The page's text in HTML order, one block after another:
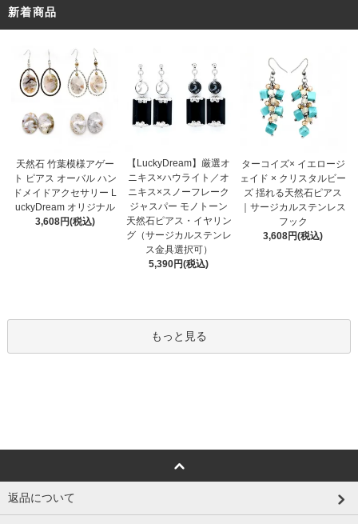
新着商品
天然石 竹葉模様アゲー
ト ピアス オーバル ハン
ドメイドアクセサリー L
uckyDream オリジナル
3,608円(税込)
【LuckyDream】厳選オ
ニキス×ハウライト／オ
ニキス×スノーフレーク
ジャスパー モノトーン
天然石ピアス・イヤリン
グ（サージカルステンレ
ス金具選択可）
5,390円(税込)
ターコイズ× イエロージ
ェイド × クリスタルビー
ズ 揺れる天然石ピアス
｜サージカルステンレス
フック
3,608円(税込)
もっと見る
返品について